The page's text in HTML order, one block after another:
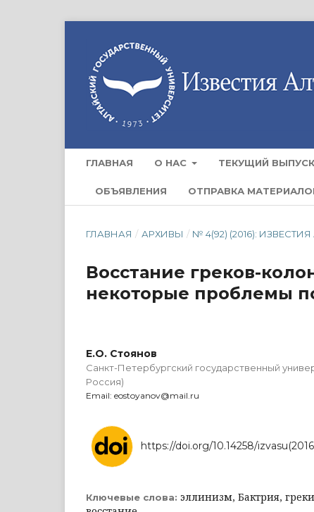
ГЛАВНАЯ О НАС ТЕКУЩИЙ ВЫПУСК
ОБЪЯВЛЕНИЯ ОТПРАВКА
ГЛАВНАЯ / АРХИВЫ / № 4(92) (2016):
Восстание греков-
некоторые проблемы
Е.О. Стоянов
Санкт-Петербургский государственный
Россия)
Email: eostoyanov@mail.ru
https://doi.org/10.14258/
Ключевые слова: эллинизм, Бактрия,